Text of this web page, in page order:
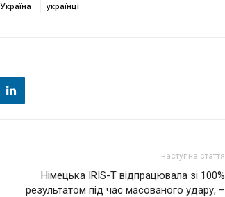
Україна українці
наступна стаття
Німецька IRIS-T відпрацювала зі 100%
результатом під час масованого удару, –